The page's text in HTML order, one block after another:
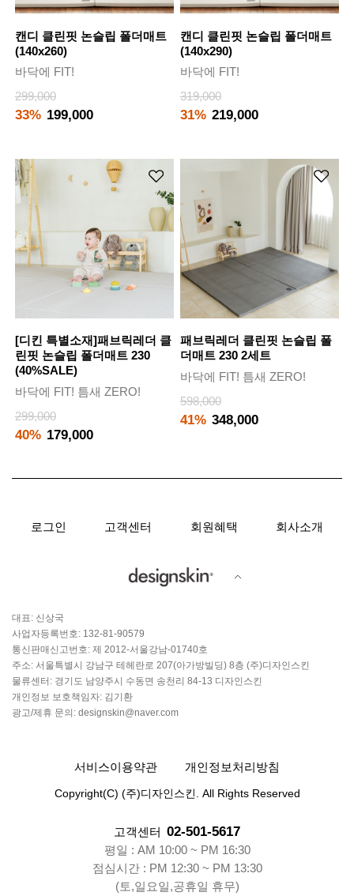
캔디 클린핏 논슬립 폴더매트
(140x260)
바닥에 FIT!
299,000
33% 199,000
캔디 클린핏 논슬립 폴더매트
(140x290)
바닥에 FIT!
319,000
31% 219,000
[디킨 특별소재]패브릭레더 클
린핏 논슬립 폴더매트 230
(40%SALE)
바닥에 FIT! 틈새 ZERO!
299,000
40% 179,000
패브릭레더 클린핏 논슬립 폴
더매트 230 2세트
바닥에 FIT! 틈새 ZERO!
598,000
41% 348,000
로그인 고객센터 회원혜택 회사소개
대표: 신상국
사업자등록번호: 132-81-90579
통신판매신고번호: 제 2012-서울강남-01740호
주소: 서울특별시 강남구 테헤란로 207(아가방빌딩) 8층 (주)디자인스킨
물류센터: 경기도 남양주시 수동면 송천리 84-13 디자인스킨
개인정보 보호책임자: 김기환
광고/제휴 문의: designskin@naver.com
서비스이용약관 개인정보처리방침
Copyright(C) (주)디자인스킨. All Rights Reserved
고객센터 02-501-5617
평일 : AM 10:00 ~ PM 16:30
점심시간 : PM 12:30 ~ PM 13:30
(토,일요일,공휴일 휴무)